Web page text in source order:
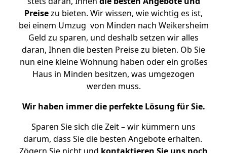
Preisezu bieten. Wir wissen, wie wichtig es ist,
bei einem Umzug von Minden nach Weikersheim
Geld zu sparen, und deshalb setzen wir alles
daran, Ihnen die besten Preise zu bieten. Ob Sie
nun eine kleine Wohnung haben oder ein großes
Haus in Minden besitzen, was umgezogen
werden muss.
Wir haben immer die perfekte Lösung für Sie.
Sparen Sie sich die Zeit – wir kümmern uns
darum, dass Sie die besten Angebote erhalten.